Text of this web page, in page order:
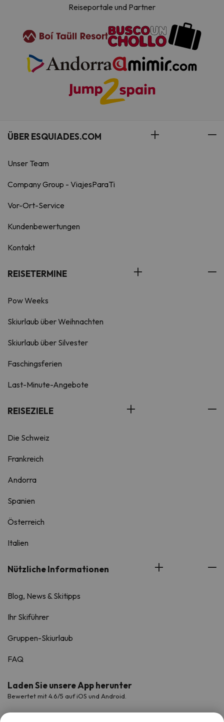
Reiseportale und Partner
ÜBER ESQUIADES.COM
Unser Team
Company Group - ViajesParaTi
Vor-Ort-Service
Kundenbewertungen
Kontakt
REISETERMINE
Pow Weeks
Skiurlaub über Weihnachten
Skiurlaub über Silvester
Faschingsferien
Last-Minute-Angebote
REISEZIELE
Die Schweiz
Frankreich
Andorra
Spanien
Österreich
Italien
Nützliche Informationen
Blog, News & Skitipps
Ihr Skiführer
Gruppen-Skiurlaub
FAQ
Laden Sie unsere App herunter
Bewertet mit 4.6/5 auf iOS und Android.